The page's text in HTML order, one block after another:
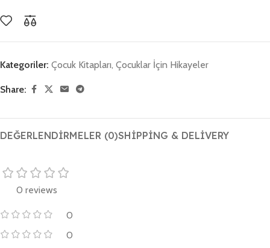
Kategoriler: Çocuk Kitapları, Çocuklar İçin Hikayeler
Share:
DEĞERLENDIRMELER (0)SHIPPING & DELIVERY
0 reviews
0
0